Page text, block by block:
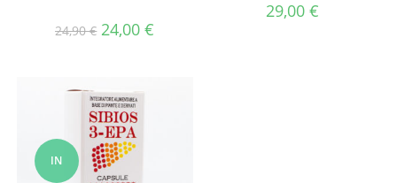
24,90€ 24,00€
29,00 €
IN